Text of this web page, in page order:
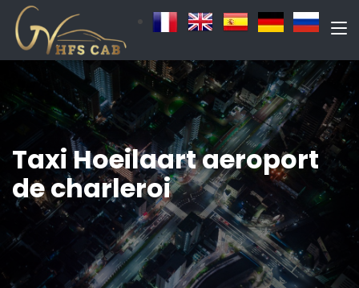
Taxi Hoeilaart aeroport
de charleroi